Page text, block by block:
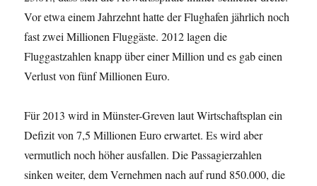
Vor etwa einem Jahrzehnt hatte der Flughafen jährlich noch
fast zwei Millionen Fluggäste. 2012 lagen die
Fluggastzahlen knapp über einer Million und es gab einen
Verlust von fünf Millionen Eu­ro.
Für 2013 wird in Münster-Greven laut Wirtschaftsplan ein
Defizit von 7,5 Millionen Euro erwartet. Es wird aber
vermutlich noch höher ausfallen. Die Passagierzahlen
sinken weiter, dem Vernehmen nach auf rund 850.000, die